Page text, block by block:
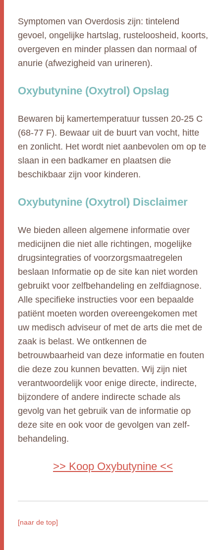
Symptomen van Overdosis zijn: tintelend
gevoel, ongelijke hartslag, rusteloosheid, koorts,
overgeven en minder plassen dan normaal of
anurie (afwezigheid van urineren).
Oxybutynine (Oxytrol) Opslag
Bewaren bij kamertemperatuur tussen 20-25 C
(68-77 F). Bewaar uit de buurt van vocht, hitte
en zonlicht. Het wordt niet aanbevolen om op te
slaan in een badkamer en plaatsen die
beschikbaar zijn voor kinderen.
Oxybutynine (Oxytrol) Disclaimer
We bieden alleen algemene informatie over
medicijnen die niet alle richtingen, mogelijke
drugsintegraties of voorzorgsmaatregelen
beslaan Informatie op de site kan niet worden
gebruikt voor zelfbehandeling en zelfdiagnose.
Alle specifieke instructies voor een bepaalde
patiënt moeten worden overeengekomen met
uw medisch adviseur of met de arts die met de
zaak is belast. We ontkennen de
betrouwbaarheid van deze informatie en fouten
die deze zou kunnen bevatten. Wij zijn niet
verantwoordelijk voor enige directe, indirecte,
bijzondere of andere indirecte schade als
gevolg van het gebruik van de informatie op
deze site en ook voor de gevolgen van zelf-
behandeling.
>> Koop Oxybutynine <<
[naar de top]